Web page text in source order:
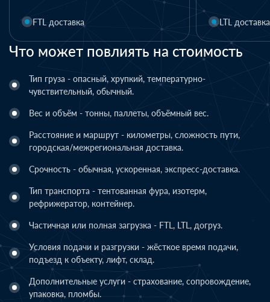
Что может повлиять на стоимость
Тип груза - опасный, хрупкий, температурно-
чувствительный, обычный.
Вес и объём - тонны, паллеты, объёмный вес.
Расстояние и маршрут - километры, сложность пути,
городская/межрегиональная доставка.
Срочность - обычная, ускоренная, экспресс-доставка.
Тип транспорта - тентованная фура, изотерм,
рефрижератор, контейнер.
Частичная или полная загрузка - FTL, LTL, догруз.
Условия подачи и разгрузки - жёсткое время подачи,
подъезд к объекту, лифт, склад.
Дополнительные услуги - страхование, сопровождение,
упаковка, пломбы.
FTL доставка LTL